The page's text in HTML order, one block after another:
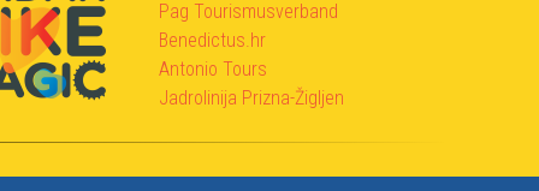
Pag Tourismusverband
Benedictus.hr
Antonio Tours
Jadrolinija Prizna-Žigljen